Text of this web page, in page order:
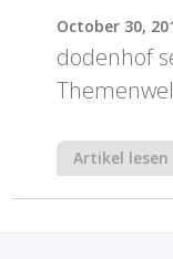
October 30,
dodenhof
Artikel lesen